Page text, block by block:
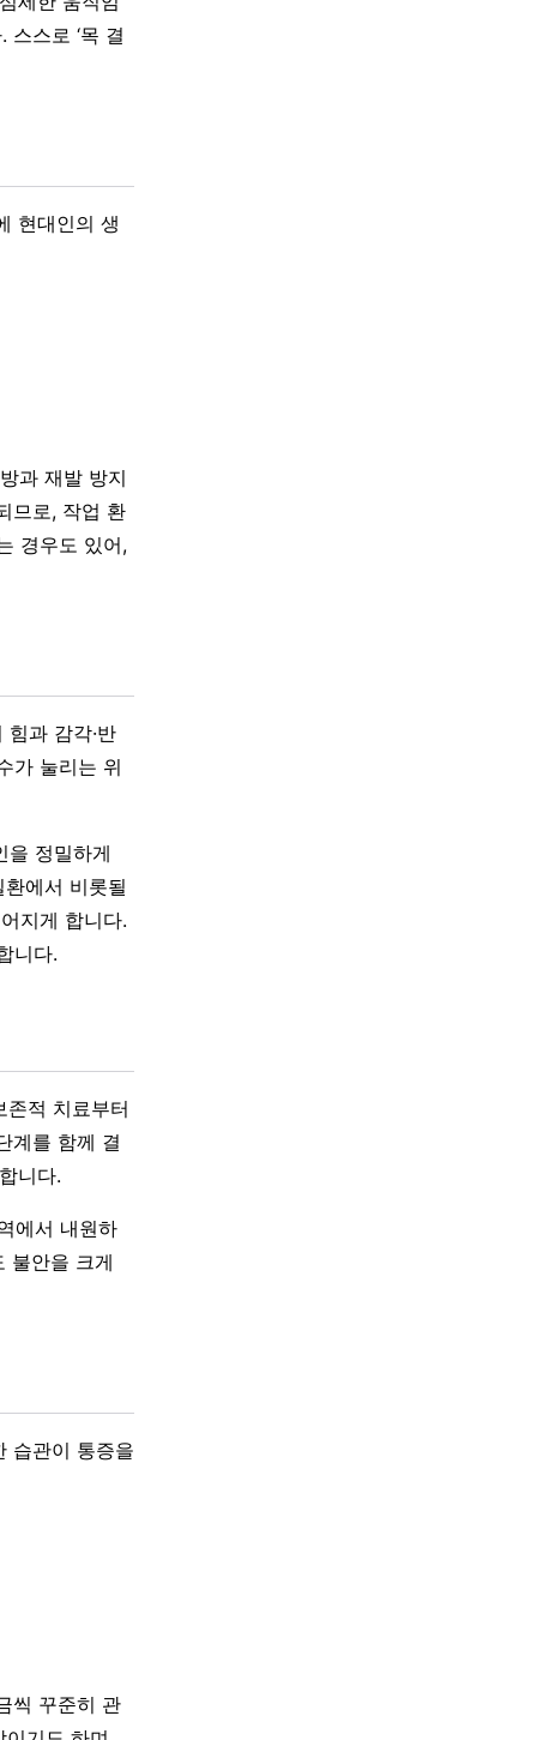
스로 ‘목 결
현대인의 생
과 재발 방지
므로, 작업 환
경우도 있어,
과 감각·반
가 눌리는 위
을 정밀하게
에서 비롯될
지게 합니다.
니다.
적 치료부터
계를 함께 결
니다.
에서 내원하
불안을 크게
습관이 통증을
씩 꾸준히 관